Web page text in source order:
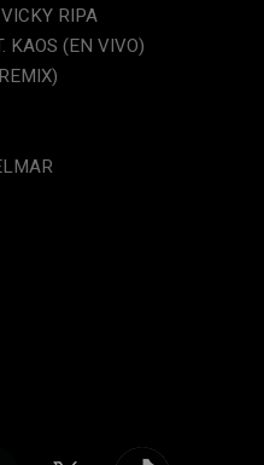
RIPA
KAOS (EN VIVO)